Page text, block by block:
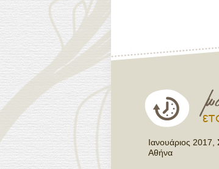
Ιανουάριος
Αθήνα